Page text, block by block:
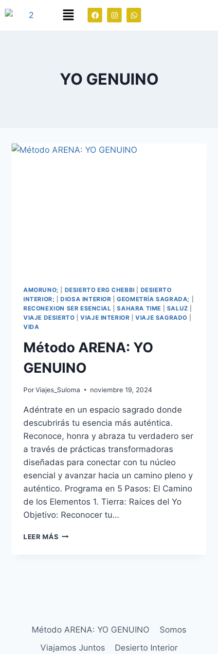
YO GENUINO
AMORUNO; DESIERTO ERG CHEBBI
DESIERTO
INTERIOR; |DIOSA INTERIOR |GEOMETRÍA SAGRADA;
RECONEXION SER ESENCIAL |SAHARA TIME SALUZ
VIAJE DESIERTO |VIAJE INTERIOR |VIAJE SAGRADO
VIDA
Método ARENA: YO
GENUINO
PorViajes_Suloma noviembre 19, 2024
Adéntrate en un espacio sagrado donde
descubrirás tu esencia más auténtica.
Reconoce, honra y abraza tu verdadero ser
a través de prácticas transformadoras
diseñadas para conectar con tu núcleo
esencial y avanzar hacia un camino pleno y
auténtico. Programa en 5 Pasos: El Camino
de los Elementos 1. Tierra: Raíces del Yo
Objetivo: Reconocer tu…
LEER MÁS
Método ARENA: YO GENUINO
Somos
Viajamos Juntos
Desierto Interior